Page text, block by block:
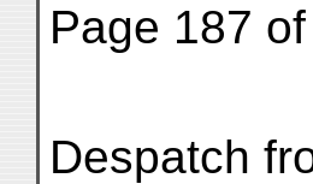
Page 187
Despatch